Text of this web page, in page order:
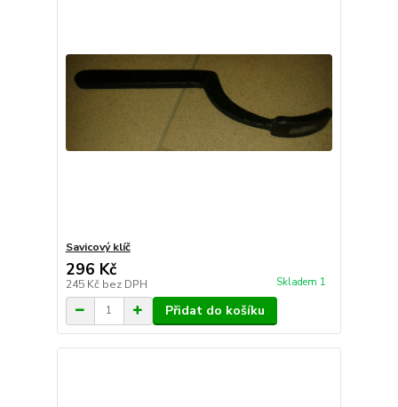
Savicový klíč
296 Kč
245 Kč bez DPH Skladem 1
Přidat do košíku